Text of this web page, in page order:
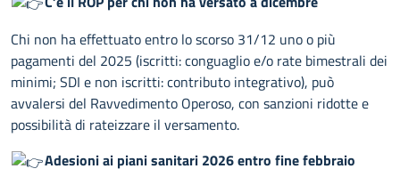
Chi non ha effettuato entro lo scorso 31/12 uno o più
pagamenti del 2025 (iscritti: conguaglio e/o rate bimestrali dei
minimi; SDI e non iscritti: contributo integrativo), può
avvalersi del Ravvedimento Operoso, con sanzioni ridotte e
possibilità di rateizzare il versamento.
Adesioni ai piani sanitari 2026 entro fine febbraio